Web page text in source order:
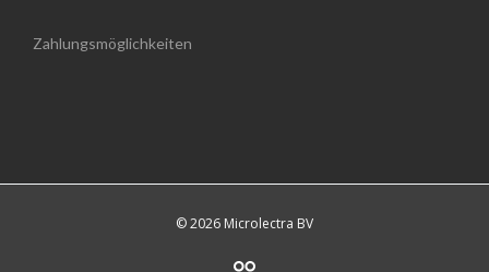
Zahlungsmöglichkeiten
© 2026 Microlectra BV